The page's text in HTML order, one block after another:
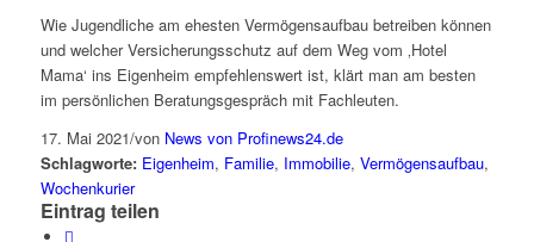
Wie Jugendliche am ehesten Vermögensaufbau betreiben können
und welcher Versicherungsschutz auf dem Weg vom ‚Hotel
Mama‘ ins Eigenheim empfehlenswert ist, klärt man am besten
im persönlichen Beratungsgespräch mit Fachleuten.
17. Mai 2021/von News von Profinews24.de
Schlagworte: Eigenheim, Familie, Immobilie, Vermögensaufbau,
Wochenkurier
Eintrag teilen